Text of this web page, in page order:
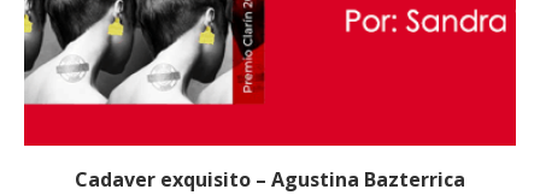
Cadaver exquisito – Agustina Bazterrica